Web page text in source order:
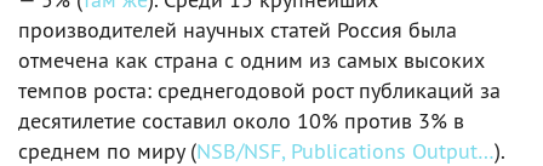
производителей научных статей Россия была
отмечена как страна с одним из самых высоких
темпов роста: среднегодовой рост публикаций за
десятилетие составил около 10% против 3% в
среднем по миру (NSB/NSF, Publications Output…).